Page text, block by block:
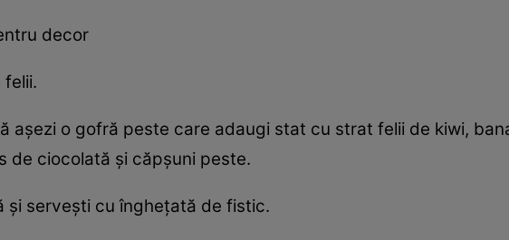
decor
felii.
aşezi o gofră peste care adaugi stat cu strat felii de kiwi,
de ciocolată şi căpşuni peste.
şi serveşti cu îngheţată de fistic.